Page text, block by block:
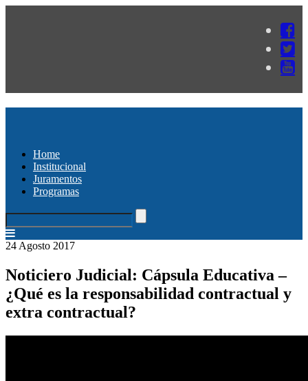
Home
Institucional
Juramentos
Programas
24 Agosto 2017
Noticiero Judicial: Cápsula Educativa –
¿Qué es la responsabilidad contractual y
extra contractual?